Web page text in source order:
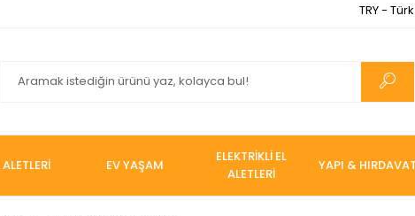
TRY -
ALETLERİ EV YAŞAM
ELEKTRİKLİ EL
ALETLERİ
YAPI & HIRDAVAT